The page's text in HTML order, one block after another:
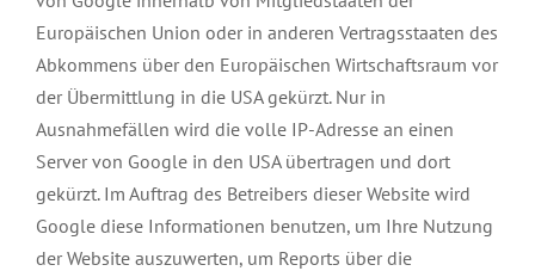
Europäischen Union oder in anderen Vertragsstaaten des
Abkommens über den Europäischen Wirtschaftsraum vor
der Übermittlung in die USA gekürzt. Nur in
Ausnahmefällen wird die volle IP-Adresse an einen
Server von Google in den USA übertragen und dort
gekürzt. Im Auftrag des Betreibers dieser Website wird
Google diese Informationen benutzen, um Ihre Nutzung
der Website auszuwerten, um Reports über die